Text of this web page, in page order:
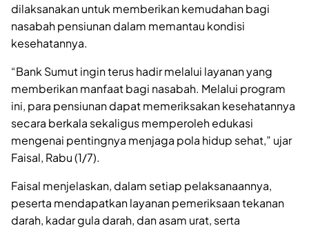
dilaksanakan untuk memberikan kemudahan bagi
nasabah pensiunan dalam memantau kondisi
kesehatannya.
“Bank Sumut ingin terus hadir melalui layanan yang
memberikan manfaat bagi nasabah. Melalui program
ini, para pensiunan dapat memeriksakan kesehatannya
secara berkala sekaligus memperoleh edukasi
mengenai pentingnya menjaga pola hidup sehat,” ujar
Faisal, Rabu (1/7).
Faisal menjelaskan, dalam setiap pelaksanaannya,
peserta mendapatkan layanan pemeriksaan tekanan
darah, kadar gula darah, dan asam urat, serta